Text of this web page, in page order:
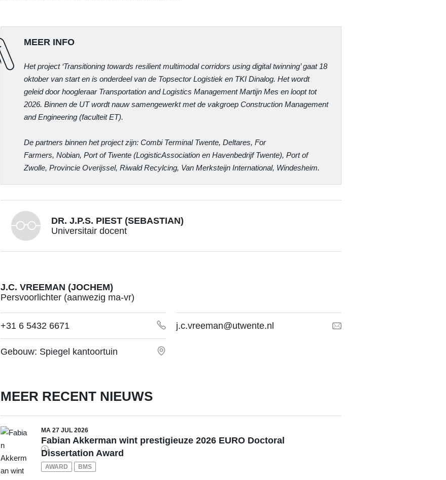
MEER INFO
Het project ‘Transitioning towards resilient multimodal corridors using digital twinning’ gaat 18
oktober van start en is onderdeel van de Topsector Logistiek en TKI Dinalog. Het wordt
geleid door hoogleraar Transportation and Logistics Management Martijn Mes en loopt tot
2026. Binnen de UT wordt nauw samengewerkt met de vakgroep Construction Management
and Engineering (faculteit ET).
De partners binnen het project zijn: Combi Terminal Twente, Deltares, For
Farmers, Nobian, Port of Twente (LogisticAssociation en Havenbedrijf Twente), Port of
Zwolle, Provincie Overijssel, Riwald Recylcing, Van Merksteijn International, Windesheim.
DR. J.P.S. PIEST (SEBASTIAN)
Universitair docent
j.p.s.piest@utwente.nl
Gebouw: Ravelijn 3341
Persoonlijke pagina
J.C. VREEMAN (JOCHEM)
Persvoorlichter (aanwezig ma-vr)
+31 6 5432 6671 j.c.vreeman@utwente.nl
Gebouw: Spiegel kantoortuin
MEER RECENT NIEUWS
MA 27 JUL 2026
Fabian Akkerman wint prestigieuze 2026 EURO Doctoral
Dissertation Award
AWARD BMS